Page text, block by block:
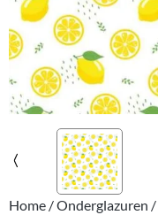
Home /Onderglazuren /